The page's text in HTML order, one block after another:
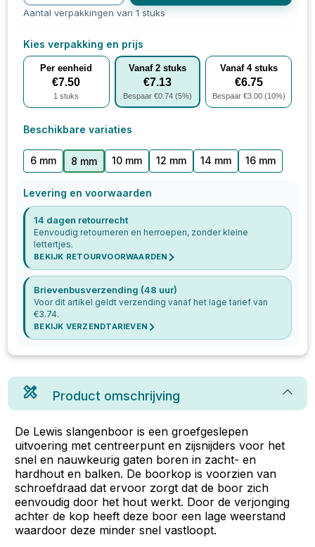
Aantal verpakkingen van 1 stuks
Kies verpakking en prijs
Per eenheid
€7.50
1 stuks
Vanaf 2 stuks
€7.13
Bespaar €0.74 (5%)
Vanaf 4stuks
€6.75
Bespaar €3.00(10%)
Beschikbare variaties
6 mm 8 mm 10 mm 12 mm 14 mm 16 mm
Levering en voorwaarden
14 dagen retourrecht
Eenvoudig retourneren en herroepen, zonder kleine
lettertjes.
BEKIJK RETOURVOORWAARDEN
Brievenbusverzending (48 uur)
Voor dit artikel geldt verzending vanaf het lage tarief van
€3.74.
BEKIJK VERZENDTARIEVEN
Product omschrijving
De Lewis slangenboor is een groefgeslepen
uitvoering met centreerpunt en zijsnijders voor het
snel en nauwkeurig gaten boren in zacht- en
hardhout en balken. De boorkop is voorzien van
schroefdraad dat ervoor zorgt dat de boor zich
eenvoudig door het hout werkt. Door de verjonging
achter de kop heeft deze boor een lage weerstand
waardoor deze minder snel vastloopt.